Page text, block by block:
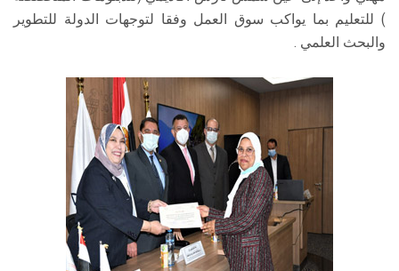
) للتعليم بما يواكب سوق العمل وفقا لتوجهات الدولة للتطوير
والبحث العلمي .